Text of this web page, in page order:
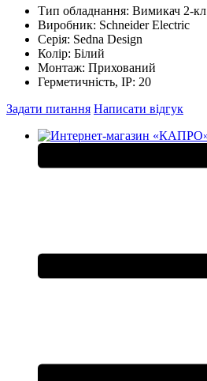
Тип обладнання: Вимикач 2-кл
Виробник: Schneider Electric
Серія: Sedna Design
Колір: Білий
Монтаж: Прихований
Герметичність, IP: 20
Задати питання Написати відгук